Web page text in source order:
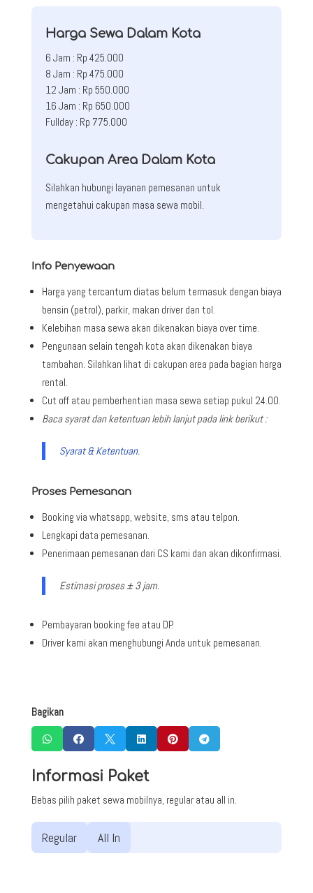
Harga Sewa Dalam Kota
6 Jam : Rp 425.000
8 Jam : Rp 475.000
12 Jam : Rp 550.000
16 Jam : Rp 650.000
Fullday : Rp 775.000
Cakupan Area Dalam Kota
Silahkan hubungi layanan pemesanan untuk
mengetahui cakupan masa sewa mobil.
Info Penyewaan
Harga yang tercantum diatas belum termasuk dengan biaya
bensin (petrol), parkir, makan driver dan tol.
Kelebihan masa sewa akan dikenakan biaya over time.
Pengunaan selain tengah kota akan dikenakan biaya
tambahan. Silahkan lihat di cakupan area pada bagian harga
rental.
Cut off atau pemberhentian masa sewa setiap pukul 24.00.
Baca syarat dan ketentuan lebih lanjut pada link berikut :
Syarat & Ketentuan.
Proses Pemesanan
Booking via whatsapp, website, sms atau telpon.
Lengkapi data pemesanan.
Penerimaan pemesanan dari CS kami dan akan dikonfirmasi.
Estimasi proses ± 3 jam.
Pembayaran booking fee atau DP.
Driver kami akan menghubungi Anda untuk pemesanan.
Bagikan
     
Informasi Paket
Bebas pilih paket sewa mobilnya, regular atau all in.
Regular All In